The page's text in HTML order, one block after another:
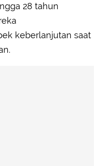
28 tahun
keberlanjutan saat